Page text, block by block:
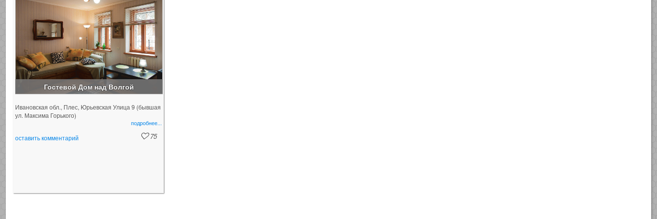
Гостевой дом "Волжская дача" расположен
в живописном городе Плес, в 10-ти
минутах ходьбы от реки Волга. В
распоряжении гостей терраса, сад,
принадлежности для барбекю и рыбной
ловли.
Гостевой Дом над Волгой
Ивановская обл., Плес, Юрьевская Улица 9 (бывшая
ул. Максима Горького)
подробнее...
75
оставить комментарий